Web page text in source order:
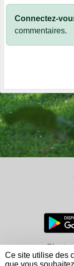
Connectez-
commentaires.
Charte
Informations
Ce site utilise des
que vous